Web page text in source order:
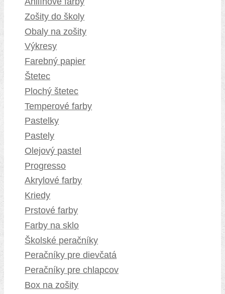
Zošity do školy
Obaly na zošity
Výkresy
Farebný papier
Štetec
Plochý štetec
Temperové farby
Pastelky
Pastely
Olejový pastel
Progresso
Akrylové farby
Kriedy
Prstové farby
Farby na sklo
Školské peračníky
Peračníky pre dievčatá
Peračníky pre chlapcov
Box na zošity